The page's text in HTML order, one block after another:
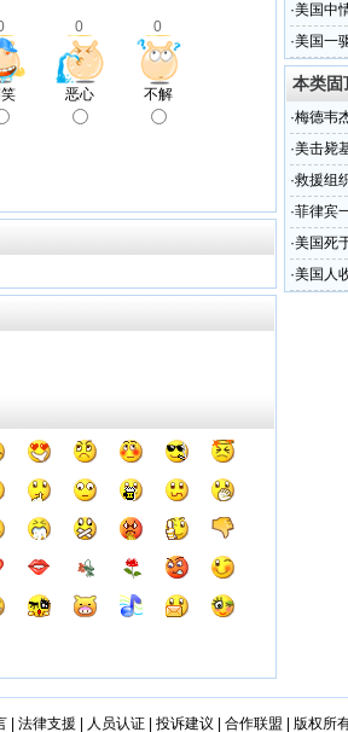
0 0
恶心 不解
·美国中
·美国一
本类固
·梅德韦
·美击毙
·救援组
·菲律宾
·美国死
·美国人
| 法律支援 人员认证| 投诉建议 合作联盟 版权所